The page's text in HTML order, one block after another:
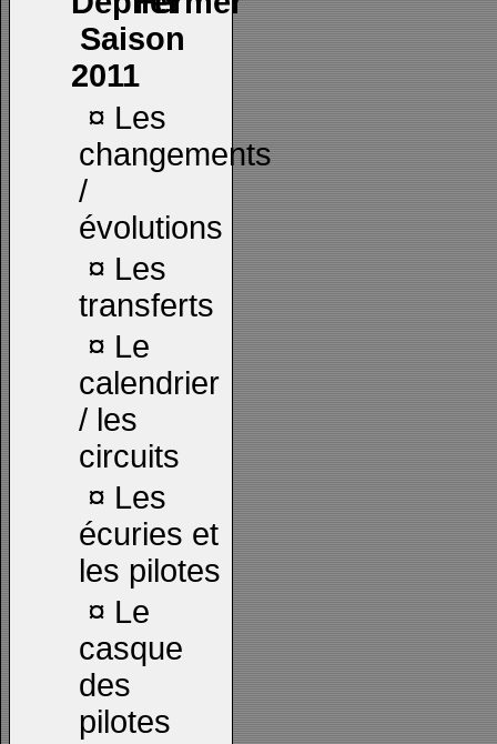
Saison
2011
¤ Les
changements
/
évolutions
¤ Les
transferts
¤ Le
calendrier
/ les
circuits
¤ Les
écuries et
les pilotes
¤ Le
casque
des
pilotes